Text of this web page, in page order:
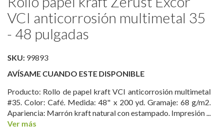
comienzo
de
galería
imágenes
VCI anticorrosión multimetal 35
- 48 pulgadas
SKU: 99893
AVÍSAME CUANDO ESTE DISPONIBLE
Producto: Rollo de papel kraft VCI anticorrosión multimetal
#35. Color: Café. Medida: 48" x 200 yd. Gramaje: 68 g/m2.
Apariencia: Marrón kraft natural con estampado. Impresión ...
Ver más